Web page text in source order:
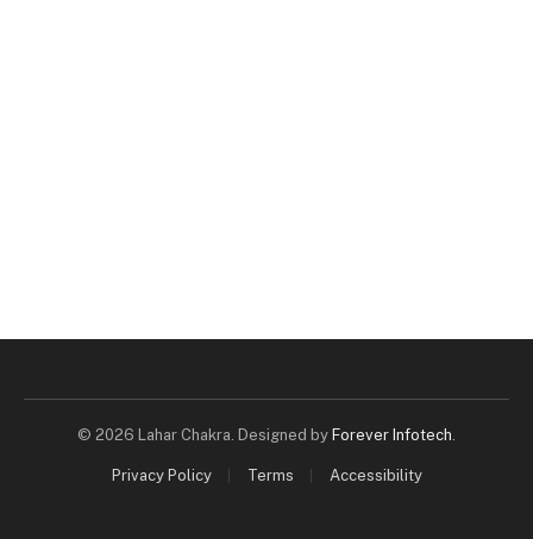
© 2026 Lahar Chakra. Designed by Forever Infotech.
Privacy Policy Terms Accessibility